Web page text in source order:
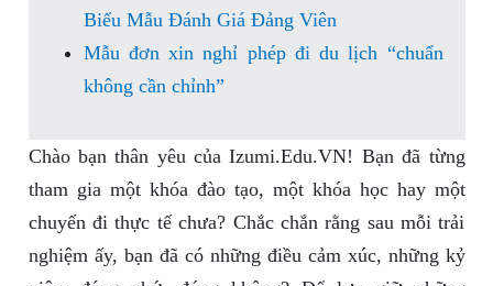
Biểu Mẫu Đánh Giá Đảng Viên
Mẫu đơn xin nghỉ phép đi du lịch “chuẩn
không cần chỉnh”
Chào bạn thân yêu của Izumi.Edu.VN! Bạn đã từng
tham gia một khóa đào tạo, một khóa học hay một
chuyến đi thực tế chưa? Chắc chắn rằng sau mỗi trải
nghiệm ấy, bạn đã có những điều cảm xúc, những kỷ